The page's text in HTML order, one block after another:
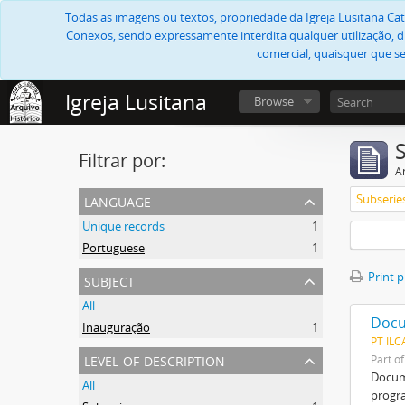
Todas as imagens ou textos, propriedade da Igreja Lusitana
Conexos, sendo expressamente interdita qualquer utilização,
comercial, quaisquer que
Igreja Lusitana Browse
Filtrar por:
language
Unique records
1
Portuguese
1
subject
All
Inauguração
1
level of description
All
Print
PT
Part of